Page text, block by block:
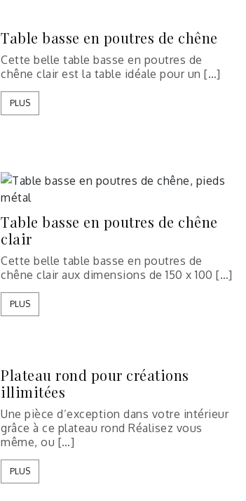
Table basse en poutres de chêne
Cette belle table basse en poutres de
chêne clair est la table idéale pour un […]
PLUS
Table basse en poutres de chêne
clair
Cette belle table basse en poutres de
chêne clair aux dimensions de 150 x 100 […]
PLUS
Plateau rond pour créations
illimitées
Une pièce d’exception dans votre intérieur
grâce à ce plateau rond Réalisez vous
même, ou […]
PLUS